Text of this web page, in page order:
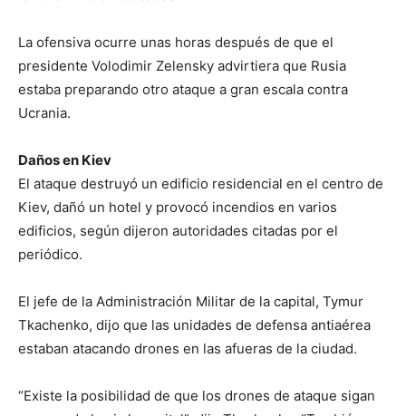
La ofensiva ocurre unas horas después de que el
presidente Volodimir Zelensky advirtiera que Rusia
estaba preparando otro ataque a gran escala contra
Ucrania.
Daños en Kiev
El ataque destruyó un edificio residencial en el centro de
Kiev, dañó un hotel y provocó incendios en varios
edificios, según dijeron autoridades citadas por el
periódico.
El jefe de la Administración Militar de la capital, Tymur
Tkachenko, dijo que las unidades de defensa antiaérea
estaban atacando drones en las afueras de la ciudad.
“Existe la posibilidad de que los drones de ataque sigan